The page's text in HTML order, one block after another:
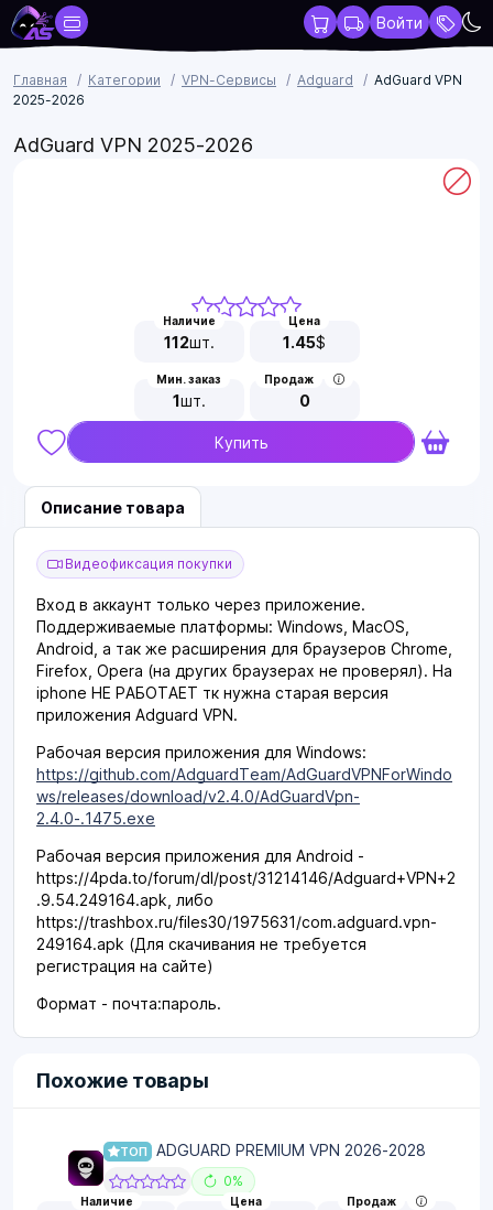
Войти
Главная Категории VPN-Сервисы Adguard
AdGuard VPN
2025-2026
AdGuard VPN 2025-2026
Наличие
112шт.
Цена
1.45$
Мин. заказ
1шт.
Продаж
0
Купить
Описание товара
Видеофиксация покупки
Вход в аккаунт только через приложение.
Поддерживаемые платформы: Windows, MacOS,
Android, а так же расширения для браузеров Chrome,
Firefox, Opera (на других браузерах не проверял). На
iphone НЕ РАБОТАЕТ тк нужна старая версия
приложения Adguard VPN.
Рабочая версия приложения для Windows:
https://github.com/AdguardTeam/AdGuardVPNForWindo
ws/releases/download/v2.4.0/AdGuardVpn-
2.4.0-.1475.exe
Рабочая версия приложения для Android -
https://4pda.to/forum/dl/post/31214146/Adguard+VPN+2
.9.54.249164.apk, либо
https://trashbox.ru/files30/1975631/com.adguard.vpn-
249164.apk (Для скачивания не требуется
регистрация на сайте)
Формат - почта:пароль.
Похожие товары
ТОП ADGUARD PREMIUM VPN 2026-2028
0%
Наличие Цена Продаж